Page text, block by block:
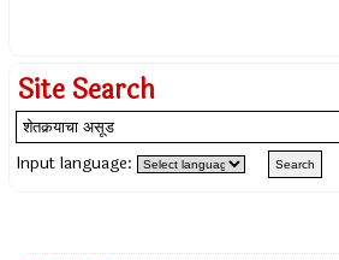
Site Search
Input language: